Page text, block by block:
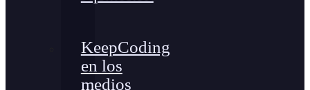
KeepCoding
en los
medios